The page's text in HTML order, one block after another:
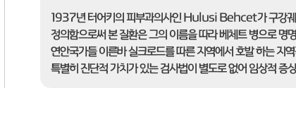
1937년 터어키의 피부과의사인 Hulusi Behcet가 구강궤
정의함으로써 본 질환은 그의 이름을 따라 베체트 병으로
연안국가들 이른바 실크로드를 따른 지역에서 호발 하는 지
특별히 진단적 가치가 있는 검사법이 별도로 없어 임상적 증